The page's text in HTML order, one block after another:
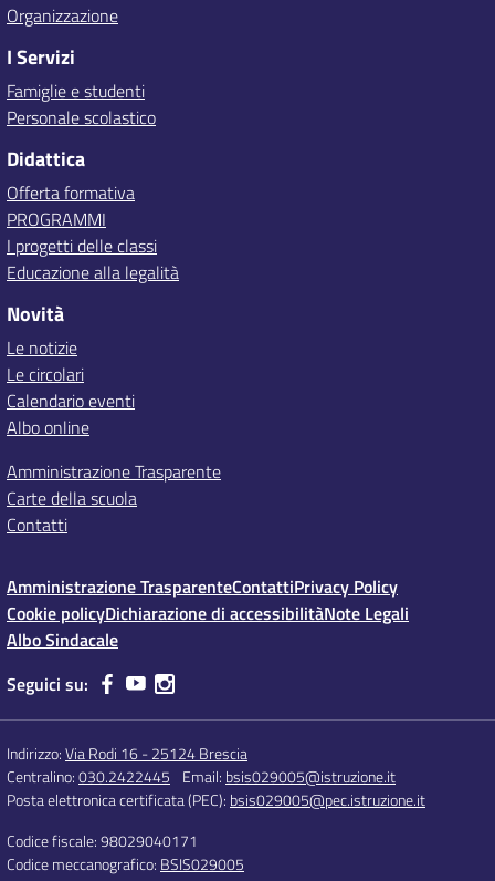
Organizzazione
I Servizi
Famiglie e studenti
Personale scolastico
Didattica
Offerta formativa
PROGRAMMI
I progetti delle classi
Educazione alla legalità
Novità
Le notizie
Le circolari
Calendario eventi
Albo online
Amministrazione Trasparente
Carte della scuola
Contatti
Amministrazione TrasparenteContattiPrivacy Policy
Cookie policyDichiarazione di accessibilitàNote Legali
Albo Sindacale
Seguici su:
Indirizzo:Via Rodi 16 - 25124 Brescia
Centralino:030.2422445 Email: bsis029005@istruzione.it
Posta elettronica certificata (PEC): bsis029005@pec.istruzione.it
Codice fiscale: 98029040171
Codice meccanografico: BSIS029005